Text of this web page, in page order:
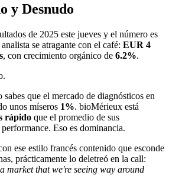
y Desnudo
de 2025 este jueves y el número es
se atragante con el café: EUR 4
, con crecimiento orgánico de 6.2%.
sabes que el mercado de diagnósticos en
unos míseros 1%. bioMérieux está
rápido que el promedio de sus
Eso es dominancia.
ese estilo francés contenido que esconde
prácticamente lo deletreó en la call:
market that we're seeing way around